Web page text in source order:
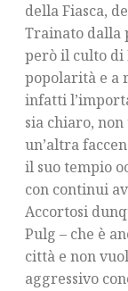
della Fiasca,
Trainato dalla
però il culto di
popolarità e a
infatti
sia chiaro,
un’altra
il suo tempio
con continui
Accortosi
Pulg – che è
città e non
aggressivo